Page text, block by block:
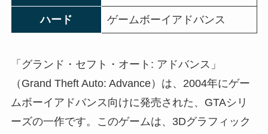
ハード ゲームボーイアドバンス
「グランド・セフト・オート: アドバンス」
（Grand Theft Auto: Advance）は、2004年にゲー
ムボーイアドバンス向けに発売された、GTAシリ
ーズの一作です。このゲームは、3Dグラフィック